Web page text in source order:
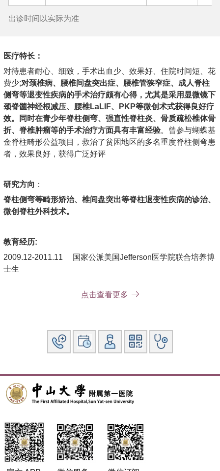
出诊时间以实际为准
医疗特长：
对待患者耐心、细致，手术出血少、效果好、住院时间短、花
费少;对颈椎病、腰椎间盘突出症、腰椎管狭窄症、成人脊柱
侧弯等退变性疾病的手术治疗颇有心得，尤其是采用显微镜下
颈脊髓神经根减压、腰椎LaLIF、PKP等微创术式获得良好疗
效。同时在青少年脊柱侧弯、强直性脊柱炎、骨质疏松椎体骨
折、脊椎肿瘤等的手术治疗方面具有丰富经验。曾参与蝴蝶基
金脊柱畸形公益项目，救治了贫困地区的多名重度脊柱侧弯患
者，效果良好，获得广泛好评
研究方向 ：
脊柱侧弯等畸形矫治、椎间盘突出等脊柱退变性疾病的诊治、
微创脊柱外科技术。
教育经历:
2009.12-2011.11 国家公派美国Jefferson医学院联合培养博
士生
2001.08-2008.07 郑州大学附属第一医院，外科学，本硕连
2017.01-2021.12中山大学, 附属第一医院, 副主任医师
2015.01-2016.12中山大学, 附属第一医院, 主治医师
2012.07-2014.12中山大学, 附属第一医院, 住院医师
社会兼职：
国际矫形与创伤外科学会（SICOT）会员
中国医师协会骨科医师分会脊柱功能重建学组委员
点击查看更多